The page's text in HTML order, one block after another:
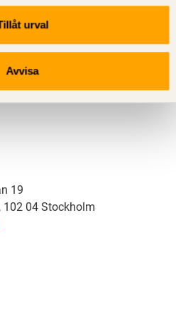
urval
Avvisa
sågverksindustri
förpackningsindustri samt
19
102 04 Stockholm